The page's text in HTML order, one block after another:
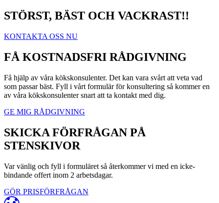
STÖRST, BÄST OCH VACKRAST!!
KONTAKTA OSS NU
FÅ KOSTNADSFRI RÅDGIVNING
Få hjälp av våra kökskonsulenter. Det kan vara svårt att veta vad
som passar bäst. Fyll i vårt formulär för konsultering så kommer en
av våra kökskonsulenter snart att ta kontakt med dig.
GE MIG RÅDGIVNING
SKICKA FÖRFRÅGAN PÅ
STENSKIVOR
Var vänlig och fyll i formuläret så återkommer vi med en icke-
bindande offert inom 2 arbetsdagar.
GÖR PRISFÖRFRÅGAN